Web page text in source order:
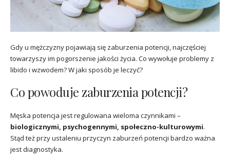
Gdy u mężczyzny pojawiają się zaburzenia potencji, najczęściej
towarzyszy im pogorszenie jakości życia. Co wywołuje problemy z
libido i wzwodem? W jaki sposób je leczyć?
Co powoduje zaburzenia potencji?
Męska potencja jest regulowana wieloma czynnikami –
biologicznymi, psychogennymi, społeczno-kulturowymi.
Stąd też przy ustaleniu przyczyn zaburzeń potencji bardzo ważna
jest diagnostyka.